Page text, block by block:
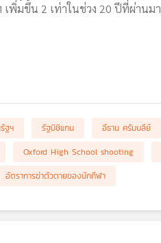
เพิ่มขึ้น 2 เท่าในช่วง 20 ปีที่ผ่านมา
ฐฯ รัฐมิชิแกน อีธาน ครัมบลีย์
Oxford High School shooting
อัตราการฆ่าตัวตายของนักกีฬา